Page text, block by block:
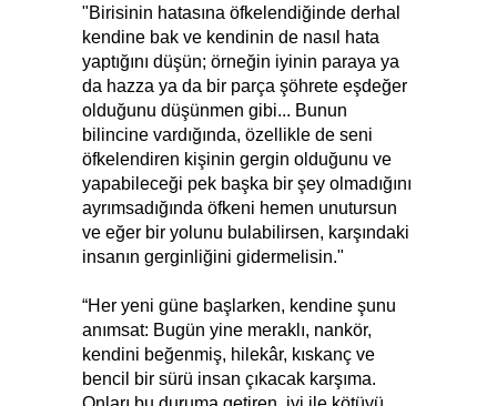
"Birisinin hatasına öfkelendiğinde derhal
kendine bak ve kendinin de nasıl hata
yaptığını düşün; örneğin iyinin paraya ya
da hazza ya da bir parça şöhrete eşdeğer
olduğunu düşünmen gibi... Bunun
bilincine vardığında, özellikle de seni
öfkelendiren kişinin gergin olduğunu ve
yapabileceği pek başka bir şey olmadığını
ayrımsadığında öfkeni hemen unutursun
ve eğer bir yolunu bulabilirsen, karşındaki
insanın gerginliğini gidermelisin."
“Her yeni güne başlarken, kendine şunu
anımsat: Bugün yine meraklı, nankör,
kendini beğenmiş, hilekâr, kıskanç ve
bencil bir sürü insan çıkacak karşıma.